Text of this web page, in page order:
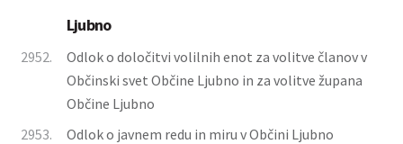
Ljubno
2952.
Odlok o določitvi volilnih enot za volitve članov v
Občinski svet Občine Ljubno in za volitve župana
Občine Ljubno
2953.
Odlok o javnem redu in miru v Občini Ljubno